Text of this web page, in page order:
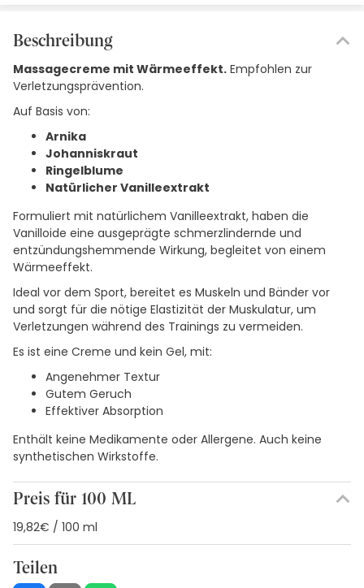
Beschreibung
Massagecreme mit Wärmeeffekt. Empfohlen zur
Verletzungsprävention.
Auf Basis von:
Arnika
Johanniskraut
Ringelblume
Natürlicher Vanilleextrakt
Formuliert mit natürlichem Vanilleextrakt, haben die
Vanilloide eine ausgeprägte schmerzlindernde und
entzündungshemmende Wirkung, begleitet von einem
Wärmeeffekt.
Ideal vor dem Sport, bereitet es Muskeln und Bänder vor
und sorgt für die nötige Elastizität der Muskulatur, um
Verletzungen während des Trainings zu vermeiden.
Es ist eine Creme und kein Gel, mit:
Angenehmer Textur
Gutem Geruch
Effektiver Absorption
Enthält keine Medikamente oder Allergene. Auch keine
synthetischen Wirkstoffe.
Preis für 100 ML
19,82€ / 100 ml
Teilen